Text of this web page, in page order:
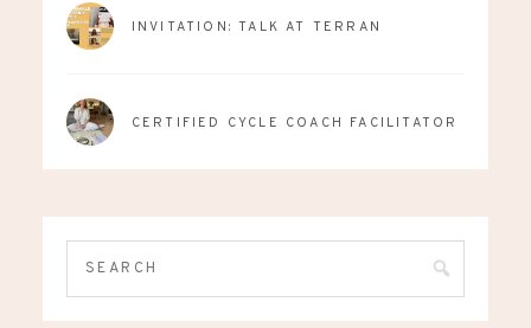
INVITATION: TALK AT TERRAN
CERTIFIED CYCLE COACH FACILITATOR